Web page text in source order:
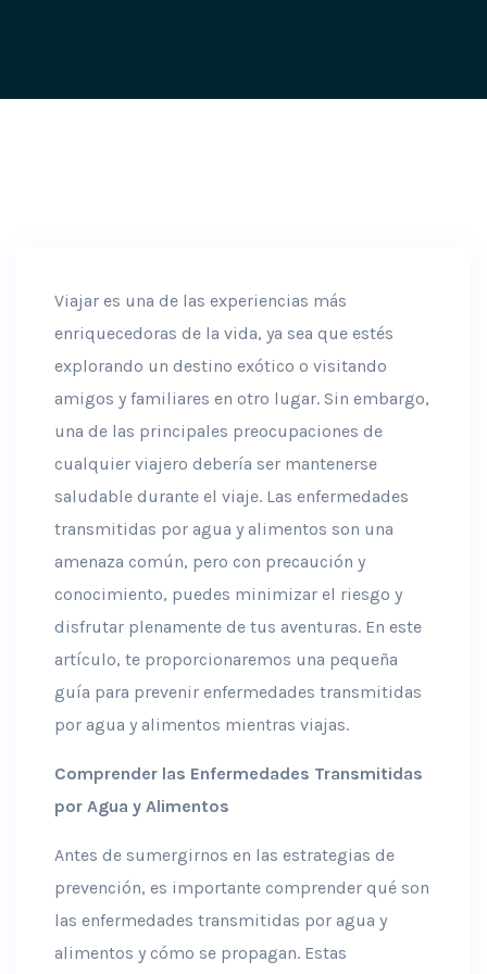
Viajar es una de las experiencias más
enriquecedoras de la vida, ya sea que estés
explorando un destino exótico o visitando
amigos y familiares en otro lugar. Sin embargo,
una de las principales preocupaciones de
cualquier viajero debería ser mantenerse
saludable durante el viaje. Las enfermedades
transmitidas por agua y alimentos son una
amenaza común, pero con precaución y
conocimiento, puedes minimizar el riesgo y
disfrutar plenamente de tus aventuras. En este
artículo, te proporcionaremos una pequeña
guía para prevenir enfermedades transmitidas
por agua y alimentos mientras viajas.
Comprender las Enfermedades Transmitidas
por Agua y Alimentos
Antes de sumergirnos en las estrategias de
prevención, es importante comprender qué son
las enfermedades transmitidas por agua y
alimentos y cómo se propagan. Estas